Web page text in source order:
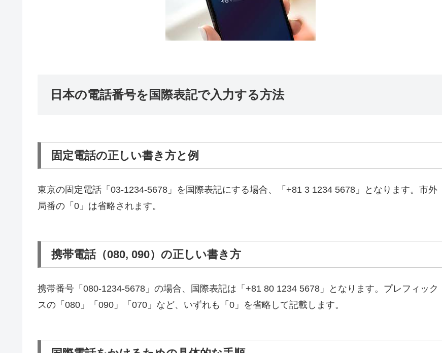
日本の電話番号を国際表記で入力する方法
固定電話の正しい書き方と例
東京の固定電話「03-1234-5678」を国際表記にする場合、「+81 3 1234 5678」となります。市外
局番の「0」は省略されます。
携帯電話（080, 090）の正しい書き方
携帯番号「080-1234-5678」の場合、国際表記は「+81 80 1234 5678」となります。プレフィック
スの「080」「090」「070」など、いずれも「0」を省略して記載します。